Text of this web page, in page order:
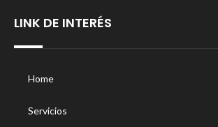
LINK DE INTERÉS
Home
Servicios